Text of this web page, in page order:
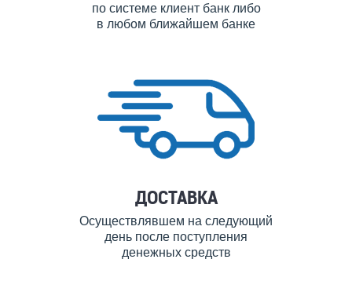
по системе клиент банк либо
в любом ближайшем банке
ДОСТАВКА
Осуществлявшем на следующий
день после поступления
денежных средств